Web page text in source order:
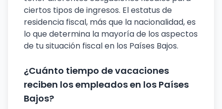
ciertos tipos de ingresos. El estatus de
residencia fiscal, más que la nacionalidad, es
lo que determina la mayoría de los aspectos
de tu situación fiscal en los Países Bajos.
¿Cuánto tiempo de vacaciones
reciben los empleados en los Países
Bajos?